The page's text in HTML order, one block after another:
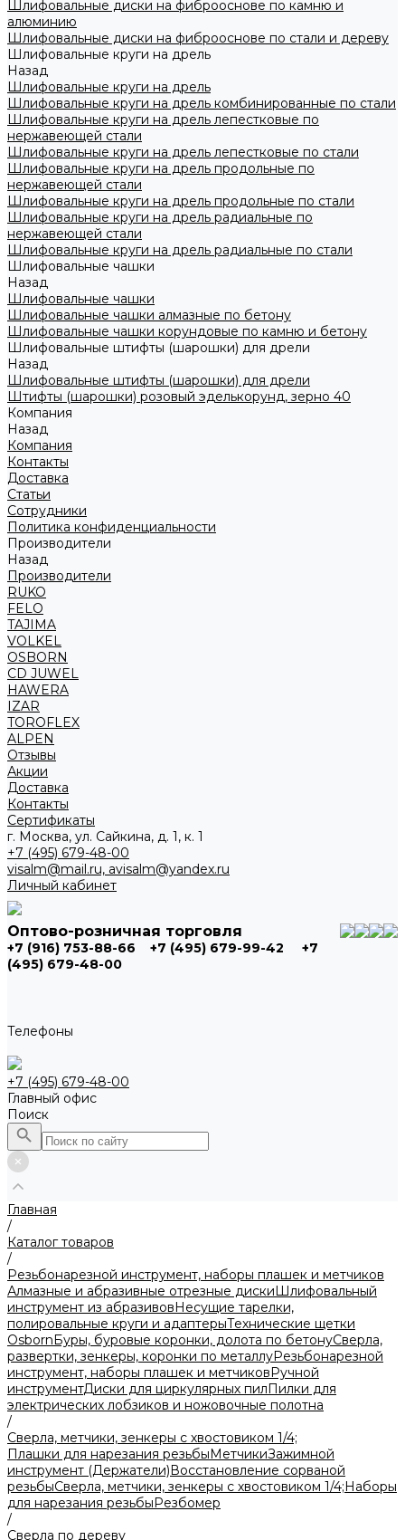
Шлифовальные диски на фиброоснове по камню и
алюминию
Шлифовальные диски на фиброоснове по стали и дереву
Шлифовальные круги на дрель
Назад
Шлифовальные круги на дрель
Шлифовальные круги на дрель комбинированные по стали
Шлифовальные круги на дрель лепестковые по
нержавеющей стали
Шлифовальные круги на дрель лепестковые по стали
Шлифовальные круги на дрель продольные по
нержавеющей стали
Шлифовальные круги на дрель продольные по стали
Шлифовальные круги на дрель радиальные по
нержавеющей стали
Шлифовальные круги на дрель радиальные по стали
Шлифовальные чашки
Назад
Шлифовальные чашки
Шлифовальные чашки алмазные по бетону
Шлифовальные чашки корундовые по камню и бетону
Шлифовальные штифты (шарошки) для дрели
Назад
Шлифовальные штифты (шарошки) для дрели
Штифты (шарошки) розовый эделькорунд, зерно 40
Компания
Назад
Компания
Контакты
Доставка
Статьи
Сотрудники
Политика конфиденциальности
Производители
Назад
Производители
RUKO
FELO
TAJIMA
VOLKEL
OSBORN
CD JUWEL
HAWERA
IZAR
TOROFLEX
ALPEN
Отзывы
Акции
Доставка
Контакты
Сертификаты
г. Москва, ул. Сайкина, д. 1, к. 1
+7 (495) 679-48-00
visalm@mail.ru, avisalm@yandex.ru
Личный кабинет
Оптово-розничная торговля
+7 (916) 753-88-66 +7 (495) 679-99-42
+7
(495) 679-48-00
Телефоны
+7 (495) 679-48-00
Главный офис
Поиск
Главная
/
Каталог товаров
/
Резьбонарезной инструмент, наборы плашек и метчиков
Алмазные и абразивные отрезные дискиШлифовальный
инструмент из абразивовНесущие тарелки,
полировальные круги и адаптерыТехнические щетки
OsbornБуры, буровые коронки, долота по бетонуСверла,
развертки, зенкеры, коронки по металлуРезьбонарезной
инструмент, наборы плашек и метчиковРучной
инструментДиски для циркулярных пилПилки для
электрических лобзиков и ножовочные полотна
/
Сверла, метчики, зенкеры с хвостовиком 1/4;
Плашки для нарезания резьбыМетчикиЗажимной
инструмент (Держатели)Восстановление сорваной
резьбыСверла, метчики, зенкеры с хвостовиком 1/4;Наборы
для нарезания резьбыРезбомер
/
Сверла по дереву